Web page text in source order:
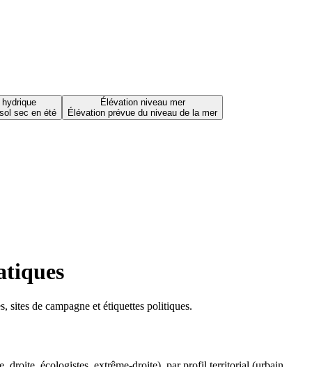
sec en été
Élévation niveau mer
Élévation prévue du niveau de la mer
sites de campagne et étiquettes politiques.